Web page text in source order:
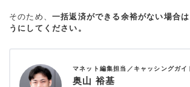
そのため、 一括返済ができる余裕がない場合
うにしてください。
マネット編集担当／キャッシングガイ
奥山 裕基